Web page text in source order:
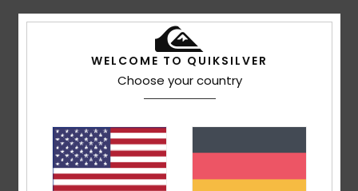
Funktionen
Material:Cord, 50 % Baumwolle, 50 % Recycelte
Baumwolle [295 G/M²]
Sonstiges:Saisonales Allover-Muster,
Reißverschluss Vorne, Aufgesetzte Gesäßtasche,
Kragen
WELCOME TO QUIKSILVER
Choose your country